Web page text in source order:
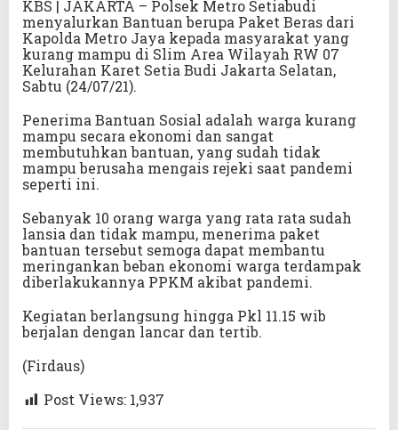
KBS | JAKARTA – Polsek Metro Setiabudi
menyalurkan Bantuan berupa Paket Beras dari
Kapolda Metro Jaya kepada masyarakat yang
kurang mampu di Slim Area Wilayah RW 07
Kelurahan Karet Setia Budi Jakarta Selatan,
Sabtu (24/07/21).
Penerima Bantuan Sosial adalah warga kurang
mampu secara ekonomi dan sangat
membutuhkan bantuan, yang sudah tidak
mampu berusaha mengais rejeki saat pandemi
seperti ini.
Sebanyak 10 orang warga yang rata rata sudah
lansia dan tidak mampu, menerima paket
bantuan tersebut semoga dapat membantu
meringankan beban ekonomi warga terdampak
diberlakukannya PPKM akibat pandemi.
Kegiatan berlangsung hingga Pkl 11.15 wib
berjalan dengan lancar dan tertib.
(Firdaus)
Post Views: 1,937